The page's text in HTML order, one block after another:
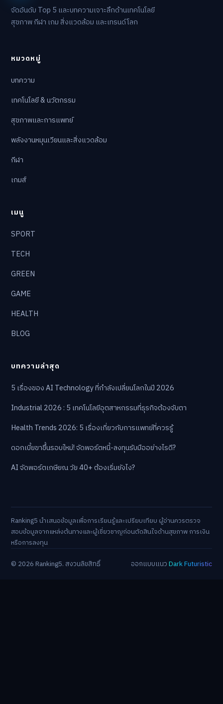
จัดอันดับ Top 5 และบทความเจาะลึกด้านเทคโนโลยี
สุขภาพ กีฬา เกม สิ่งแวดล้อม และเทรนด์โลก
หมวดหมู่
บทความ
เทคโนโลยี & นวัตกรรม
สุขภาพและการแพทย์
พลังงานหมุนเวียนและสิ่งแวดล้อม
กีฬา
เกมส์
เมนู
SPORT
TECH
GREEN
GAME
HEALTH
BLOG
บทความล่าสุด
5 เรื่องของ AI Technology ที่กำลังเปลี่ยนโลกในปี 2026
Industrial 2026 : 5 เทคโนโลยีอุตสาหกรรมที่ธุรกิจต้องจับตา
Health Trends 2026: 5 เรื่องเกี่ยวกับการแพทย์ที่ควรรู้
ดอกเบี้ยขาขึ้นรอบใหม่! จัดพอร์ตหนี้-ลงทุนรับมืออย่างไรดี?
AI จัดพอร์ตเกษียณ วัย 40+ ต้องเริ่มยังไง?
Ranking5 นำเสนอข้อมูลเพื่อการเรียนรู้และเปรียบเทียบ ผู้อ่านควรตรวจ
สอบข้อมูลจากแหล่งต้นทางและผู้เชี่ยวชาญก่อนตัดสินใจด้านสุขภาพ การเงิน
หรือการลงทุน
© 2026 Ranking5. สงวนลิขสิทธิ์
ออกแบบแนวDark Futuristic